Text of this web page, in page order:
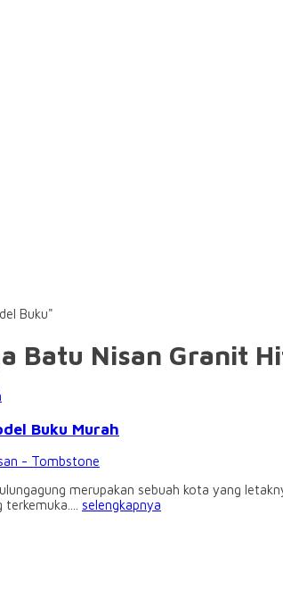
Buku"
Batu Nisan Granit
Buku Murah
- Tombstone
merupakan sebuah kota yang
selengkapnya